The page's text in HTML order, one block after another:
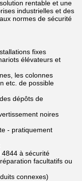
rentable et une
industrielles et des
normes de sécurité
fixes
élévateurs et
les colonnes
etc. de possible
dépôts de
noires
- pratiquement
à sécurité
facultatifs ou
connexes)